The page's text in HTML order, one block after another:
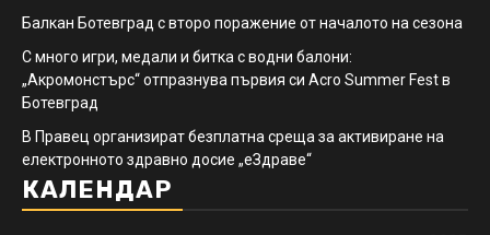
Балкан Ботевград с второ поражение от началото на сезона
С много игри, медали и битка с водни балони:
„Акромонстърс“ отпразнува първия си Acro Summer Fest в
Ботевград
В Правец организират безплатна среща за активиране на
електронното здравно досие „еЗдраве“
КАЛЕНДАР